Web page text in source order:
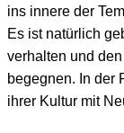
ins innere der
Es ist natürlich
verhalten und
begegnen. In der
ihrer Kultur mit